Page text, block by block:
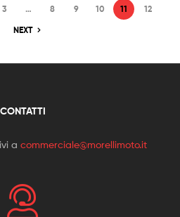
3 … 8 9 10 11
12
NEXT
CONTATTI
a commerciale@morellimoto.it